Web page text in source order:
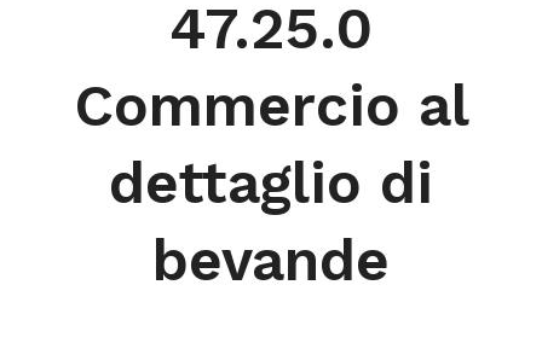
47.25.0
Commercio al
dettaglio di
bevande